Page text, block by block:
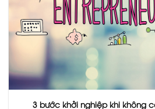
3 bước khởi nghiệp khi không